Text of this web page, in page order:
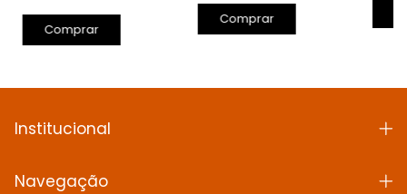
Comprar
Institucional
Navegação